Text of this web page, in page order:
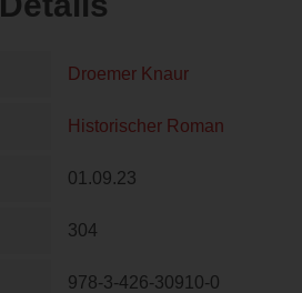
Droemer Knaur
Historischer Roman
01.09.23
304
978-3-426-30910-0